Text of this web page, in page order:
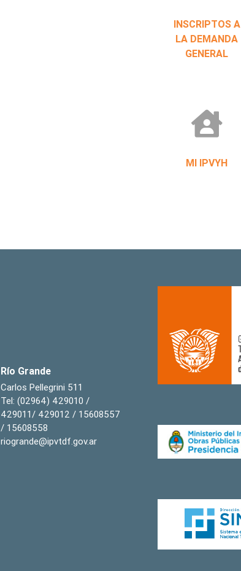
INSCRIPTOS A
LA DEMANDA
GENERAL
MI IPVYH
Río Grande
Carlos Pellegrini 511
Tel: (02964) 429010 /
429011/ 429012 / 15608557
/ 15608558
riogrande@ipvtdf.gov.ar